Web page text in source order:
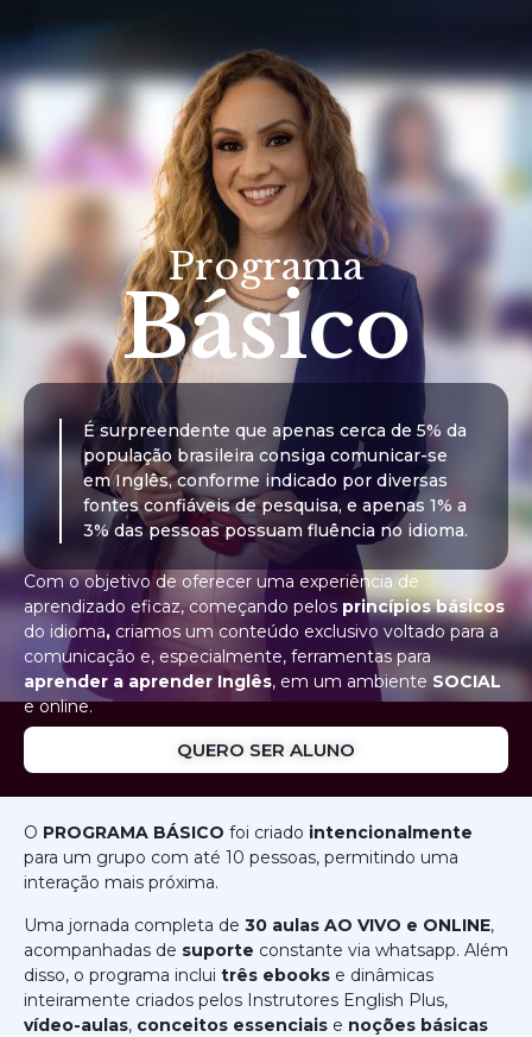
Programa
Básico
É surpreendente que apenas cerca de 5% da
população brasileira consiga comunicar-se
em Inglês, conforme indicado por diversas
fontes confiáveis de pesquisa, e apenas 1% a
3% das pessoas possuam fluência no idioma.
Com o objetivo de oferecer uma experiência de
aprendizado eficaz, começando pelos princípios básicos
do idioma, criamos um conteúdo exclusivo voltado para a
comunicação e, especialmente, ferramentas para
aprender a aprender Inglês, em um ambiente SOCIAL
e online.
QUERO SER ALUNO
O PROGRAMA BÁSICO foi criado intencionalmente
para um grupo com até 10 pessoas, permitindo uma
interação mais próxima.
Uma jornada completa de 30 aulas AO VIVO e ONLINE,
acompanhadas de suporte constante via whatsapp. Além
disso, o programa inclui três ebooks e dinâmicas
inteiramente criados pelos Instrutores English Plus,
vídeo-aulas, conceitos essenciais e noções básicas